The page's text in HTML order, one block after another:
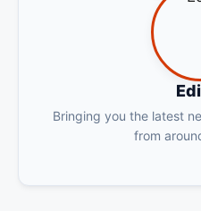
Bringing you the latest
from